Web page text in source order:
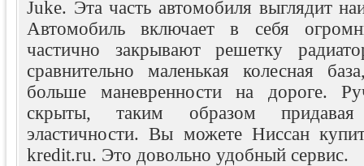
Juke. Эта часть автомобиля выглядит
Автомобиль включает в себя
частично закрывают решетку
сравнительно маленькая колесная
больше маневренности на дороге.
скрыты, таким образом
эластичности. Вы можете Ниссан
kredit.ru. Это довольно удобный сервис.